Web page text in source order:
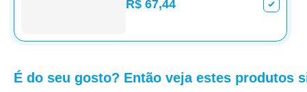
R$ 67,44
É do seu gosto? Então veja estes produtos